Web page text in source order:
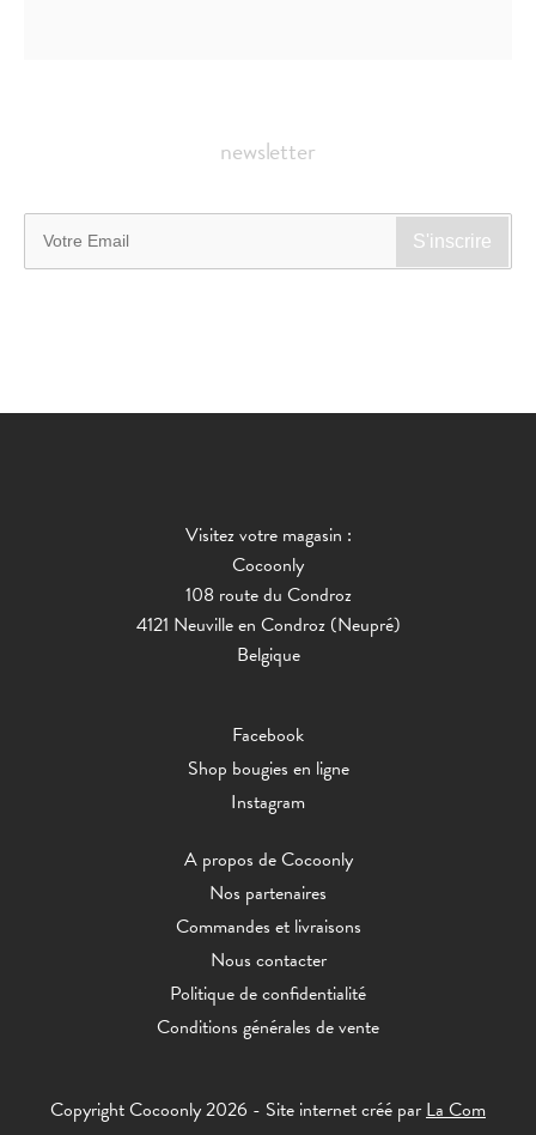
newsletter
Visitez votre magasin :
Cocoonly
108 route du Condroz
4121 Neuville en Condroz (Neupré)
Belgique
Facebook
Shop bougies en ligne
Instagram
A propos de Cocoonly
Nos partenaires
Commandes et livraisons
Nous contacter
Politique de confidentialité
Conditions générales de vente
Copyright Cocoonly 2026 - Site internet créé parLa Com